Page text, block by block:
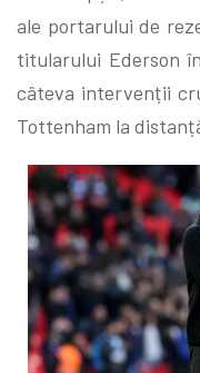
ale portarului de
titularului Ederson
câteva intervenții
Tottenham la